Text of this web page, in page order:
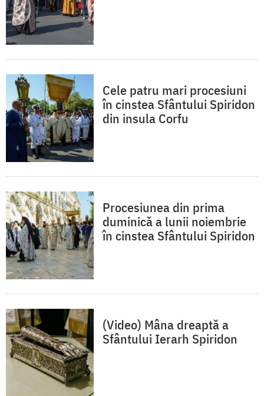
Cele patru mari procesiuni
în cinstea Sfântului Spiridon
din insula Corfu
Procesiunea din prima
duminică a lunii noiembrie
în cinstea Sfântului Spiridon
(Video) Mâna dreaptă a
Sfântului Ierarh Spiridon